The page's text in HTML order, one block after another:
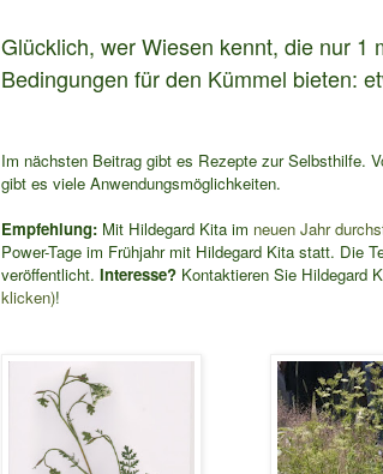
Glücklich, wer Wiesen kennt, die nur 1
Bedingungen für den Kümmel bieten:
Im nächsten Beitrag gibt es Rezepte zur Selbsthilfe.
gibt es viele Anwendungsmöglichkeiten.
Empfehlung: Mit Hildegard Kita im neuen Jahr
Power-Tage im Frühjahr mit Hildegard Kita statt. Die
veröffentlicht. Interesse? Kontaktieren Sie Hildegard
klicken)!